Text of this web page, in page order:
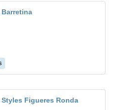
Figueres Ronda